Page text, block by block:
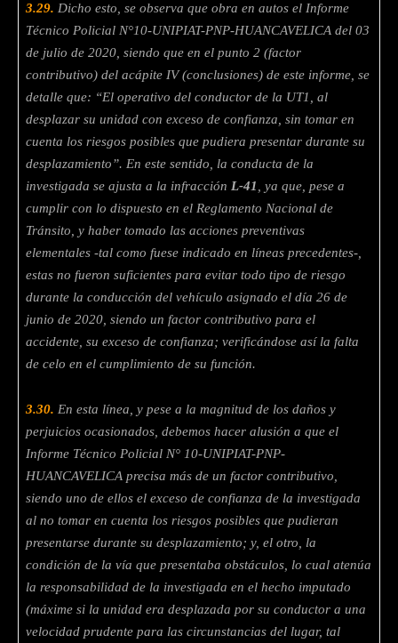
3.29. Dicho esto, se observa que obra en autos el Informe
Técnico Policial N°10-UNIPIAT-PNP-HUANCAVELICA del 03
de julio de 2020, siendo que en el punto 2 (factor
contributivo) del acápite IV (conclusiones) de este informe, se
detalle que: “El operativo del conductor de la UT1, al
desplazar su unidad con exceso de confianza, sin tomar en
cuenta los riesgos posibles que pudiera presentar durante su
desplazamiento”. En este sentido, la conducta de la
investigada se ajusta a la infracción L-41
, ya que, pese a
cumplir con lo dispuesto en el Reglamento Nacional de
Tránsito, y haber tomado las acciones preventivas
elementales -tal como fuese indicado en líneas precedentes-,
estas no fueron suficientes para evitar todo tipo de riesgo
durante la conducción del vehículo asignado el día 26 de
junio de 2020, siendo un factor contributivo para el
accidente, su exceso de confianza; verificándose así la falta
de celo en el cumplimiento de su función.
3.30. En esta línea, y pese a la magnitud de los daños y
perjuicios ocasionados, debemos hacer alusión a que el
Informe Técnico Policial N° 10-UNIPIAT-PNP-
HUANCAVELICA precisa más de un factor contributivo,
siendo uno de ellos el exceso de confianza de la investigada
al no tomar en cuenta los riesgos posibles que pudieran
presentarse durante su desplazamiento; y, el otro, la
condición de la vía que presentaba obstáculos, lo cual atenúa
la responsabilidad de la investigada en el hecho imputado
(máxime si la unidad era desplazada por su conductor a una
velocidad prudente para las circunstancias del lugar, tal